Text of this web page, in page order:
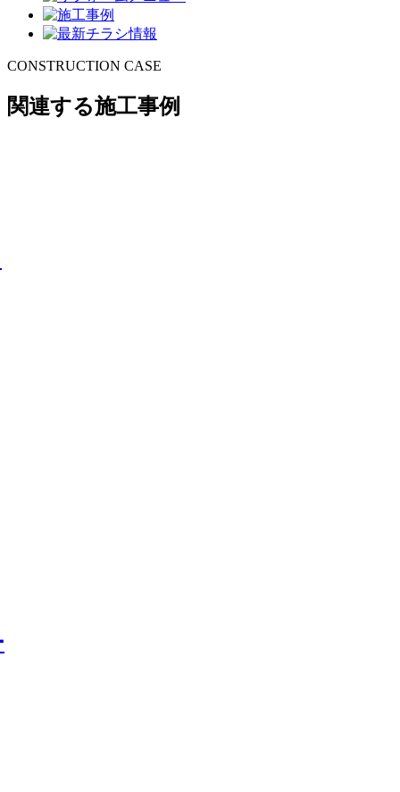
CONSTRUCTION CASE
関連する施工事例